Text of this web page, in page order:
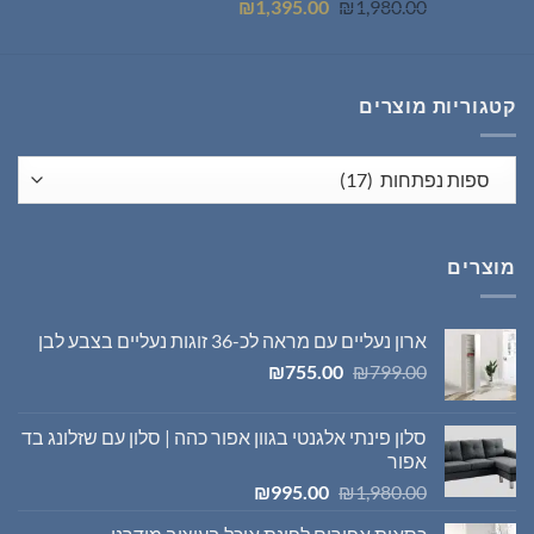
₪ 1,980.00
המחיר
₪1,395.00
המחיר
קטגוריות מוצרים
מוצרים
ארון נעליים עם מראה לכ-36 זוגות נעליים בצבע לבן
₪799.00
המחיר
₪799.00.
₪755.00
המחיר
₪755.00.
סלון פינתי אלגנטי בגוון אפור כהה | סלון עם שזלונג בד
אפור
₪1,980.00
המחיר ₪995.00
המחיר